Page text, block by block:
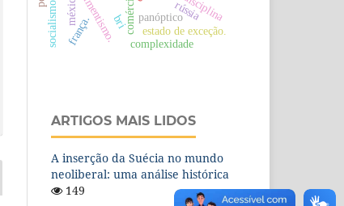
comércio rússia
estado de exceção.
bri panóptico
méxico.
complexidade
frança.
ARTIGOS MAIS LIDOS
A inserção da Suécia no mundo
neoliberal: uma análise histórica
149